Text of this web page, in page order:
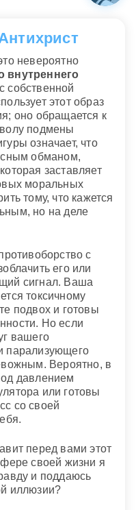
невероятно
внутреннего
собственной
этот образ
оно обращается к
подмены
означает, что
обманом,
заставляет
моральных
тому, что кажется
но на деле
с
его или
сигнал. Ваша
токсичному
подвох и готовы
Но если
вашего
парализующего
Вероятно, в
давлением
или готовы
со своей
перед вами этот
своей жизни я
и поддаюсь
иллюзии?